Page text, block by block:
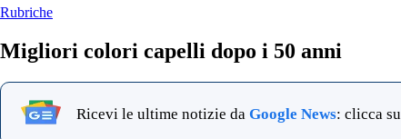
Rubriche
Migliori colori capelli dopo i 50 anni
Ricevi le ultime notizie da Google News: clicca su